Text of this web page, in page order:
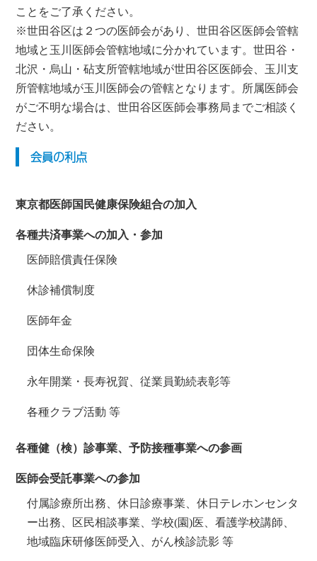
ことをご了承ください。
※世田谷区は２つの医師会があり、世田谷区医師会管轄
地域と玉川医師会管轄地域に分かれています。世田谷・
北沢・烏山・砧支所管轄地域が世田谷区医師会、玉川支
所管轄地域が玉川医師会の管轄となります。所属医師会
がご不明な場合は、世田谷区医師会事務局までご相談く
ださい。
会員の利点
東京都医師国民健康保険組合の加入
各種共済事業への加入・参加
医師賠償責任保険
休診補償制度
医師年金
団体生命保険
永年開業・長寿祝賀、従業員勤続表彰等
各種クラブ活動 等
各種健（検）診事業、予防接種事業への参画
医師会受託事業への参加
付属診療所出務、休日診療事業、休日テレホンセンタ
ー出務、区民相談事業、学校(園)医、看護学校講師、
地域臨床研修医師受入、がん検診読影 等